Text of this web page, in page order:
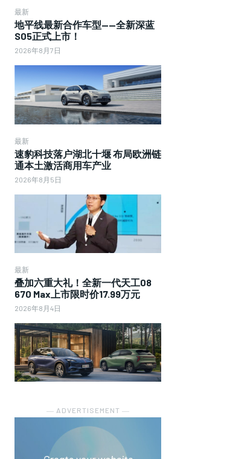
最新
地平线最新合作车型——全新深蓝
S05正式上市！
2026年8月7日
最新
速豹科技落户湖北十堰 布局欧洲链
通本土激活商用车产业
2026年8月5日
最新
叠加六重大礼！全新一代天工08
670 Max上市限时价17.99万元
2026年8月4日
― ADVERTISEMENT ―